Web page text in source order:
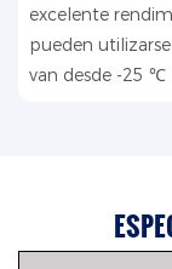
excelente
pueden
van desde -25 ℃